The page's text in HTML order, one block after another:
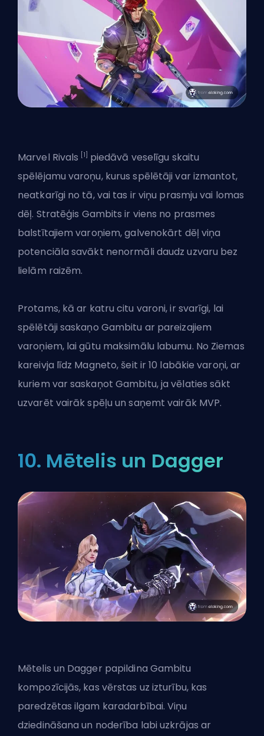
Marvel Rivals [1]
piedāvā veselīgu skaitu
spēlējamu varoņu, kurus spēlētāji var izmantot,
neatkarīgi no tā, vai tas ir viņu prasmju vai lomas
dēļ. Stratēģis Gambits ir viens no prasmes
balstītajiem varoņiem, galvenokārt dēļ viņa
potenciāla savākt nenormāli daudz uzvaru bez
lielām raizēm.
Protams, kā ar katru citu varoni, ir svarīgi, lai
spēlētāji saskaņo Gambitu ar pareizajiem
varoņiem, lai gūtu maksimālu labumu. No Ziemas
kareivja līdz Magneto, šeit ir 10 labākie varoņi, ar
kuriem var saskaņot Gambitu, ja vēlaties sākt
uzvarēt vairāk spēļu un saņemt vairāk MVP.
10. Mētelis un Dagger
Mētelis un Dagger papildina Gambitu
kompozīcijās, kas vērstas uz izturību, kas
paredzētas ilgam karadarbībai. Viņu
dziedināšana un noderība labi uzkrājas ar